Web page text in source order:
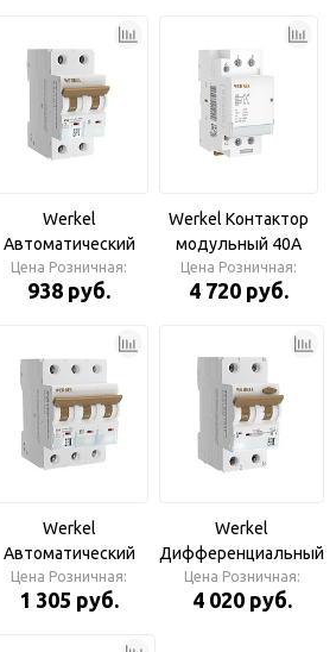
Werkel
Автоматический
выключатель 2P 50
A C 4,5 кА
Цена Розничная:
938 руб.
Werkel Контактор
модульный 40A
2NO (2 мод.)
Цена Розничная:
4 720 руб.
Werkel
Автоматический
выключатель 3P
25A C 6 kА
Цена Розничная:
1 305 руб.
Werkel
Дифференциальный
автомат 1P+N 40A 30
mА 6 kА C А
Цена Розничная:
4 020 руб.